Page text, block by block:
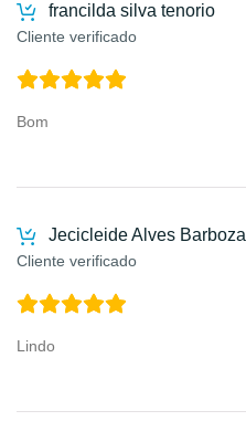
francilda silva tenorio
Cliente verificado
Bom
Jecicleide Alves Barboza
Cliente verificado
Lindo